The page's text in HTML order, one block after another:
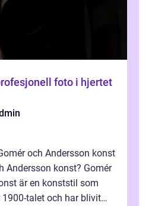
och Andersson konst
Andersson konst? Gomér
är en konststil som
talet och har blivit